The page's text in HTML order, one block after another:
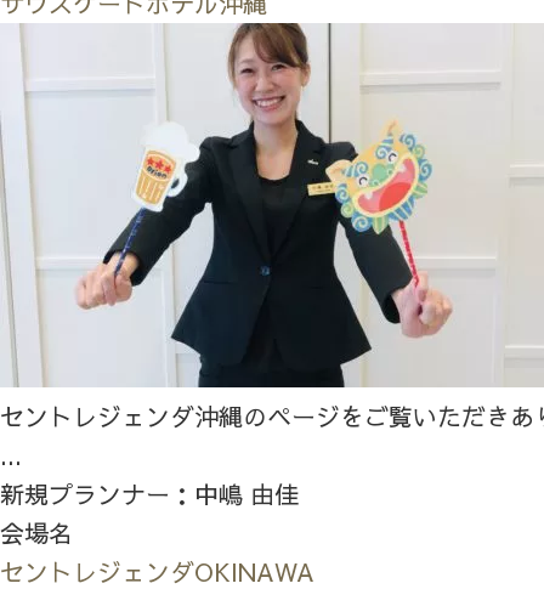
セントレジェンダ沖縄のページをご覧いただき
...
新規プランナー：中嶋 由佳
会場名
セントレジェンダOKINAWA